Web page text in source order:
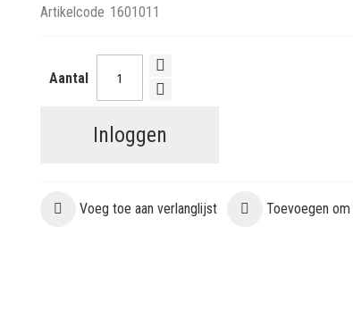
Artikelcode 1601011
Aantal
Inloggen
Voeg toe aan verlanglijst Toevoegen